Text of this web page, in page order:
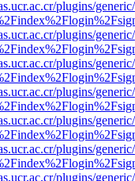
plugins/
plugins/
plugins/
plugins/
plugins/
plugins/
plugins/